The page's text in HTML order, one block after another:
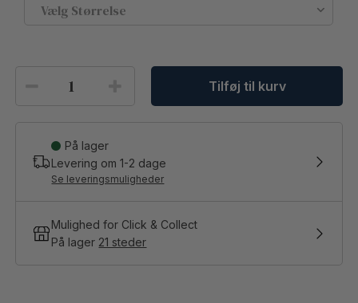
Tilføj til kurv
På lager
Levering om1-2 dage
Se leveringsmuligheder
Mulighed for Click & Collect
På lager 21 steder